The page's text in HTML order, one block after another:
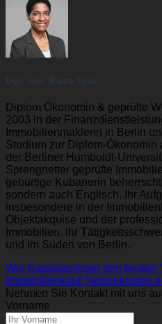
Dipl. oec. Raisa Thiel
Diplom Ökonomin & geprüfte
2003 in der
Immobilienmaklerin in Berlin
Studium zur Diplom-
der Berliner Humboldt-
Sprengnetter geprüfte
gebürtige Kubanerin
sondern auch Englisch. Ihr
insbesondere in der
Objektakquise und der
Immobilien. Ihr
und im Süden von Berlin.
Wie Kapitalanleger den besten
Immobilienkauf: Nebenkosten
Nehmen Sie Kontakt mit uns
Vorname